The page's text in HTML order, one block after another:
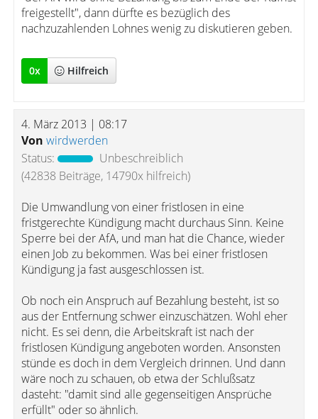
freigestellt", dann dürfte es bezüglich des
nachzuzahlenden Lohnes wenig zu diskutieren geben.
0x Hilfreich
4. März 2013 | 08:17
Von wirdwerden
Status:
Unbeschreiblich
(42838 Beiträge, 14790x hilfreich)
Die Umwandlung von einer fristlosen in eine
fristgerechte Kündigung macht durchaus Sinn. Keine
Sperre bei der AfA, und man hat die Chance, wieder
einen Job zu bekommen. Was bei einer fristlosen
Kündigung ja fast ausgeschlossen ist.
Ob noch ein Anspruch auf Bezahlung besteht, ist so
aus der Entfernung schwer einzuschätzen. Wohl eher
nicht. Es sei denn, die Arbeitskraft ist nach der
fristlosen Kündigung angeboten worden. Ansonsten
stünde es doch in dem Vergleich drinnen. Und dann
wäre noch zu schauen, ob etwa der Schlußsatz
dasteht: "damit sind alle gegenseitigen Ansprüche
erfüllt" oder so ähnlich.